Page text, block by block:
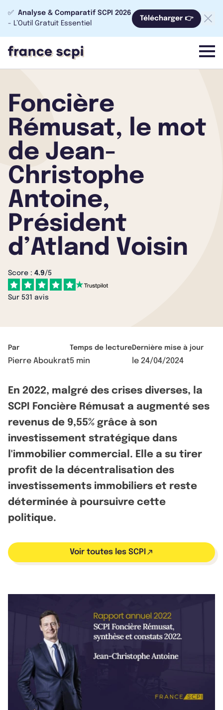
✅ Analyse & Comparatif SCPI 2026
- L’Outil Gratuit Essentiel
Télécharger 👉
menu
Foncière
Rémusat, le mot
de Jean-
Christophe
Antoine,
Président
d’Atland Voisin
Score : 4.9/5
Sur 531 avis
Par
Pierre Aboukrat
Temps de lecture
5 min
Dernière mise à jour
le 24/04/2024
En 2022, malgré des crises diverses, la
SCPI Foncière Rémusat a augmenté ses
revenus de 9,55% grâce à son
investissement stratégique dans
l'immobilier commercial. Elle a su tirer
profit de la décentralisation des
investissements immobiliers et reste
déterminée à poursuivre cette
politique.
Voir toutes les SCPI